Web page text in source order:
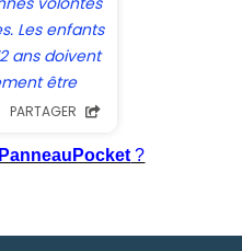
PanneauPocket ?